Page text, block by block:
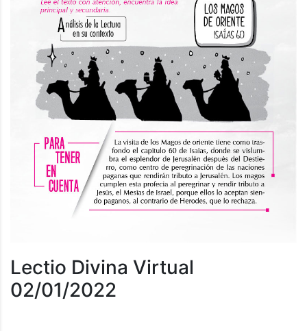
Lectio Divina Virtual
02/01/2022